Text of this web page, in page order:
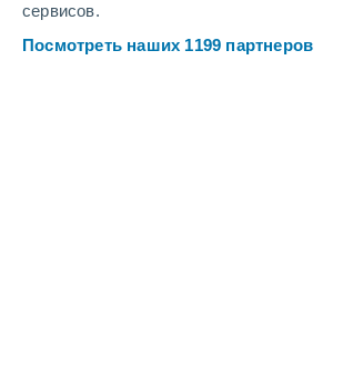
сервисов.
Посмотреть наших 1199 партнеров